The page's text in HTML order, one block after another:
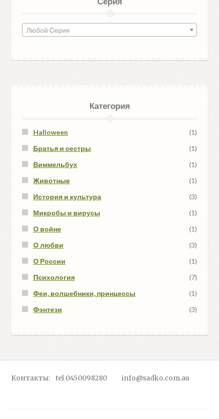
Любой Серия
Категория
Halloween
(1)
Братья и сестры
(1)
Виммельбух
(1)
Животные
(1)
История и культура
(3)
Микробы и вирусы
(1)
О войне
(1)
О любви
(3)
О России
(1)
Психология
(7)
Феи, волшебники, принцессы
(1)
Фэнтези
(3)
Контакты: tel 0450098280 info@sadko.com.au